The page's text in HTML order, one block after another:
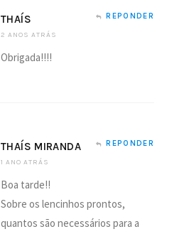
THAÍS
2 ANOS ATRÁS
REPONDER
Obrigada!!!!
THAÍS MIRANDA
1 ANO ATRÁS
REPONDER
Boa tarde!!
Sobre os lencinhos prontos,
quantos são necessários para a